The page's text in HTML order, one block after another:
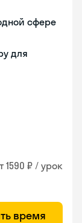
сфере
для
1590 ₽ / урок
время